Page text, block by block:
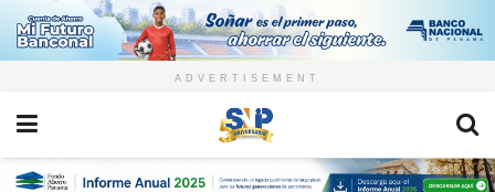
ADVERTISEMENT